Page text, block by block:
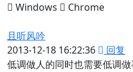
Windows
Chrome
且听风吟
2013-12-18 16:22:36
回复
低调做人的同时也需要低调